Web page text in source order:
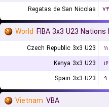
Regatas de San Nicolas ۷۴
World FIBA 3x3 U23 Nations
Czech Republic 3x3 U23 ۱۱
Kenya 3x3 U23
۱۶
Spain 3x3 U23
۹
Vietnam VBA